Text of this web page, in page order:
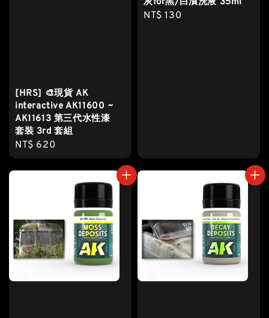
[HRS] 🎨現貨 AK
interactive AK11600 ~
AK11613 第三代水性漆
套裝 3rd 套組
Regular
price
NT$ 620
Regular
NT$ 130